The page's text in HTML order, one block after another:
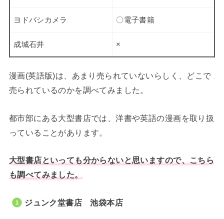
ヨドバシカメラ 〇電子書籍
成城石井 ×
漫画(英語版)は、あまり売られていないらしく、どこで
売られているのかを調べてみました。
都市部にある大型書店では、洋書や英語の漫画を取り扱
っていることがあります。
大型書店といっても分からないと思いますので、こちら
も調べてみました。
ジュンク堂書店 池袋本店